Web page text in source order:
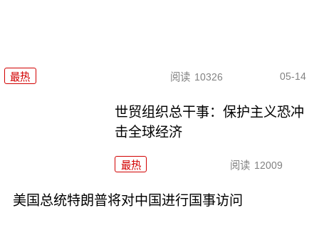
最热 阅读 10326 05-14
世贸组织总干事：保护主义恐冲
击全球经济
最热 阅读 12009
美国总统特朗普将对中国进行国事访问